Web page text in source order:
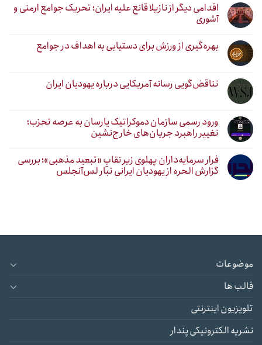
اقدامی دیگر از نازیلا قانع علیه ایران؛ تحریک جوامع ارمنی و
آشوری
بهره‌گیری از ورزش برای دستیابی به اهداف در جوامع
تناقض‌گویی رسانه آمریکایی درباره یهودیان ایران
ورود رسمی سازمان دموکراتیک یارسان به عرصه تحزب؛
تغییر راهبرد جریان‌های خارج‌نشین
فرار سرمایه‌داران پهلوی زیر نقابِ «تبعید مذهبی»؛ بررسی
گزارش الحره از یهودیان ایرانی تبار لس‌آنجلس
موضوعات
قالب ها
تلویزیون اینترنتی
نشریه الکترونیکی پندار